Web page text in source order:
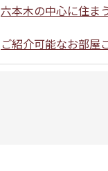
六本木の中心に住ま
ご紹介可能なお部屋